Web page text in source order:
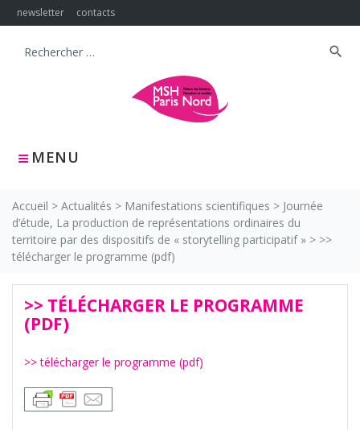
Skip
to
newsletter contacts
MENU
Search
search
Accueil > Actualités > Manifestations scientifiques > Journée
d’étude, La production de représentations ordinaires du
territoire par des dispositifs de « storytelling participatif » > >>
télécharger le programme (pdf)
>> TÉLÉCHARGER LE PROGRAMME
(PDF)
>> télécharger le programme (pdf)